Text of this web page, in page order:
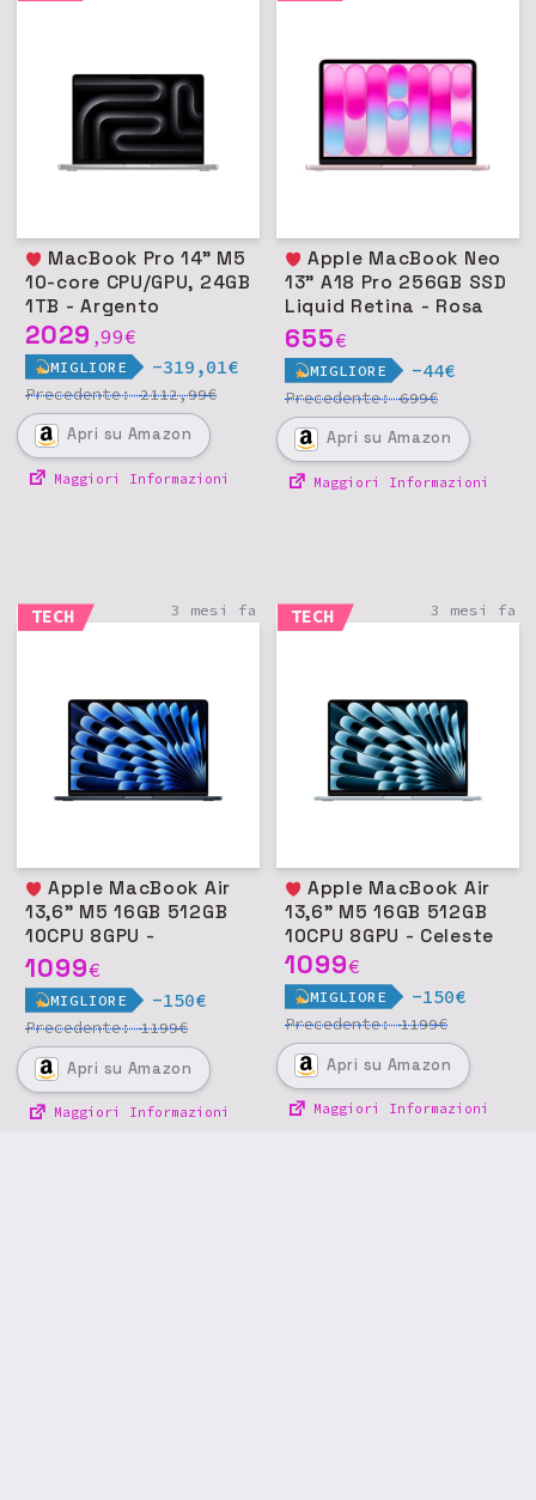
10-core CPU/GPU, 24GB
1TB - Argento
2029 ,99€
MIGLIORE -319,01€
Precedente:2112,99€
Apri su Amazon
Maggiori Informazioni
Apple MacBook Neo
13" A18 Pro 256GB SSD
Liquid Retina - Rosa
pastello
655€
MIGLIORE -44€
Precedente:699€
Apri su Amazon
Maggiori Informazioni
TECH 3 mesi fa
Apple MacBook Air
13,6" M5 16GB 512GB
10CPU 8GPU -
Mezzanotte
1099€
MIGLIORE -150€
Precedente:1199€
Apri su Amazon
Maggiori Informazioni
TECH 3 mesi fa
Apple MacBook Air
13,6" M5 16GB 512GB
10CPU 8GPU - Celeste
1099€
MIGLIORE -150€
Precedente:1199€
Apri su Amazon
Maggiori Informazioni